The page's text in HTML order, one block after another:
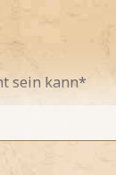
sein kann*